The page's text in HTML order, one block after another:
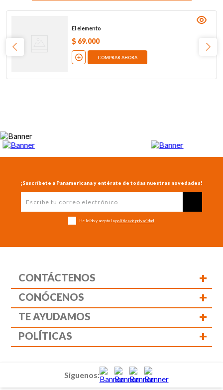
El elemento
$ 69.000
COMPRAR AHORA
¡Suscríbete a Panamericana y entérate de todas nuestras novedades!
He leído y acepto la política de privacidad
CONTÁCTENOS +
CONÓCENOS +
TE AYUDAMOS +
POLÍTICAS +
Siguenos: